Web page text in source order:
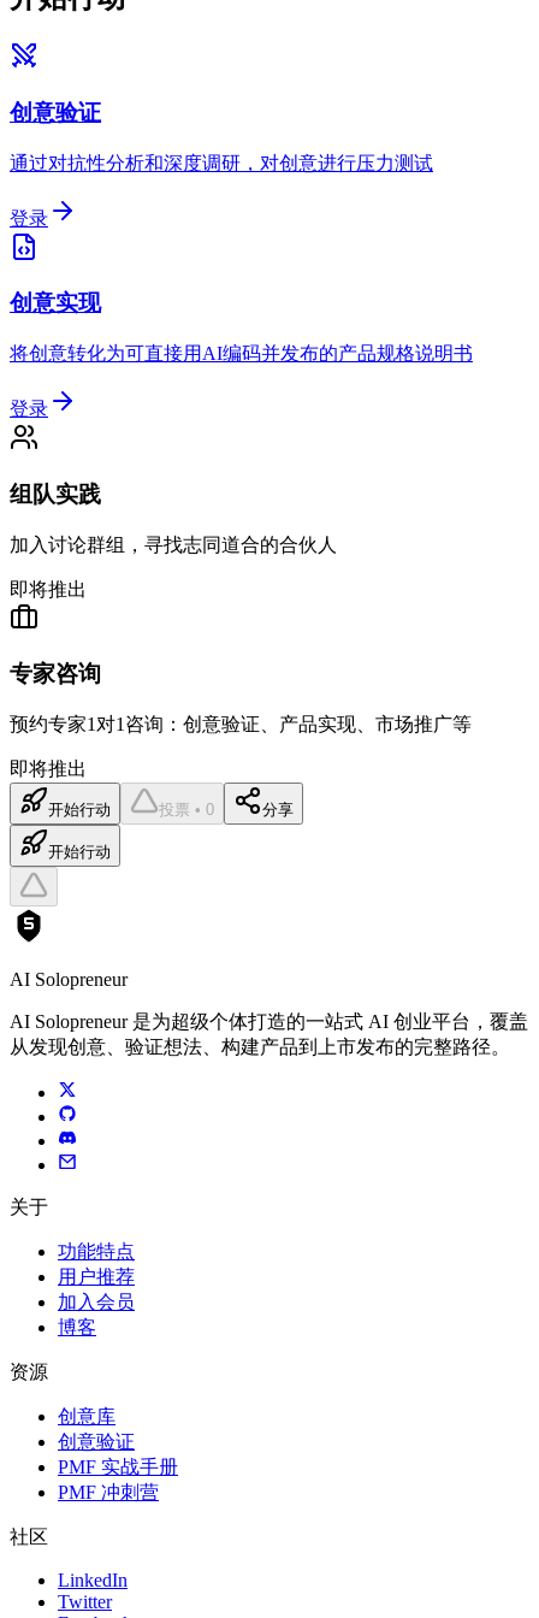
创意验证
通过对抗性分析和深度调研，对创意进行压力测试
登录
创意实现
将创意转化为可直接用AI编码并发布的产品规格说明书
登录
组队实践
加入讨论群组，寻找志同道合的合伙人
即将推出
专家咨询
预约专家1对1咨询：创意验证、产品实现、市场推广等
即将推出
开始行动 投票 • 0 分享
开始行动
AI Solopreneur
AI Solopreneur 是为超级个体打造的一站式 AI 创业平台，覆盖
从发现创意、验证想法、构建产品到上市发布的完整路径。
关于
功能特点
用户推荐
加入会员
博客
资源
创意库
创意验证
PMF 实战手册
PMF 冲刺营
社区
LinkedIn
Twitter